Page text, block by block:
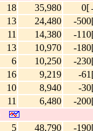
18 35,980
13 24,480
-
11 14,380
-
13 10,970
-
6 10,250
-
16 9,219
-
10 8,940
-
11 6,480
-
5 48,790 -